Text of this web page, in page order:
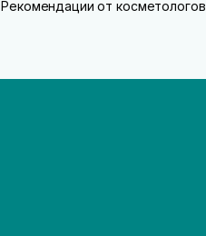
Рекомендации от косметологов